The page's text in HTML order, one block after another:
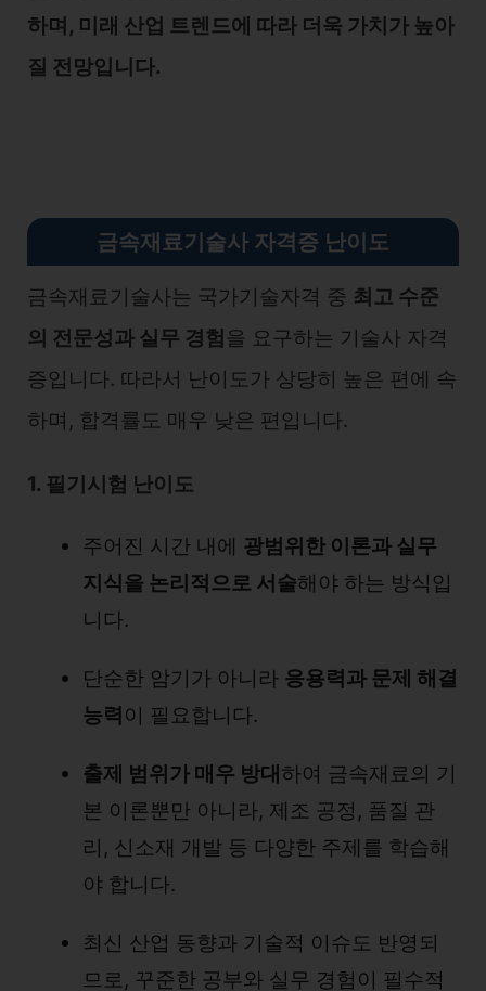
하며, 미래 산업 트렌드에 따라 더욱 가치가 높아
질 전망입니다.
금속재료기술사 자격증 난이도
금속재료기술사는 국가기술자격 중 최고 수준
의 전문성과 실무 경험을 요구하는 기술사 자격
증입니다. 따라서 난이도가 상당히 높은 편에 속
하며, 합격률도 매우 낮은 편입니다.
1. 필기시험 난이도
주어진 시간 내에 광범위한 이론과 실무
지식을 논리적으로 서술해야 하는 방식입
니다.
단순한 암기가 아니라 응용력과 문제 해결
능력이 필요합니다.
출제 범위가 매우 방대하여 금속재료의 기
본 이론뿐만 아니라, 제조 공정, 품질 관
리, 신소재 개발 등 다양한 주제를 학습해
야 합니다.
최신 산업 동향과 기술적 이슈도 반영되
므로, 꾸준한 공부와 실무 경험이 필수적